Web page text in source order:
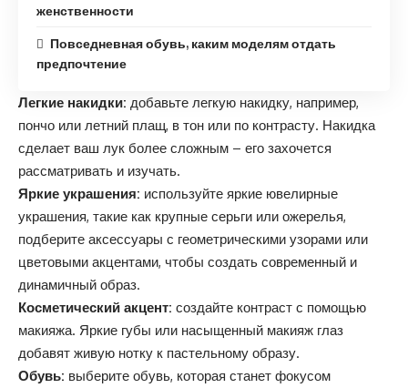
женственности
Повседневная обувь, каким моделям отдать
предпочтение
Легкие накидки: добавьте легкую накидку, например,
пончо или летний плащ, в тон или по контрасту. Накидка
сделает ваш лук более сложным – его захочется
рассматривать и изучать.
Яркие украшения: используйте яркие ювелирные
украшения, такие как крупные серьги или ожерелья,
подберите аксессуары с геометрическими узорами или
цветовыми акцентами, чтобы создать современный и
динамичный образ.
Косметический акцент: создайте контраст с помощью
макияжа. Яркие губы или насыщенный макияж глаз
добавят живую нотку к пастельному образу.
Обувь: выберите обувь, которая станет фокусом